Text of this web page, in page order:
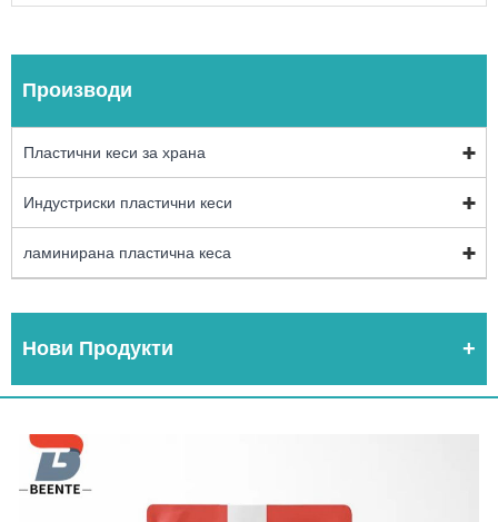
Производи
Пластични кеси за храна
Индустриски пластични кеси
ламинирана пластична кеса
Нови Продукти